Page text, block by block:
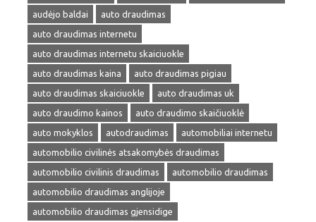
audėjo baldai
auto draudimas
auto draudimas internetu
auto draudimas internetu skaiciuokle
auto draudimas kaina
auto draudimas pigiau
auto draudimas skaiciuokle
auto draudimas uk
auto draudimo kainos
auto draudimo skaičiuoklė
auto mokyklos
autodraudimas
automobiliai internetu
automobilio civilinės atsakomybės draudimas
automobilio civilinis draudimas
automobilio draudimas
automobilio draudimas anglijoje
automobilio draudimas gjensidige